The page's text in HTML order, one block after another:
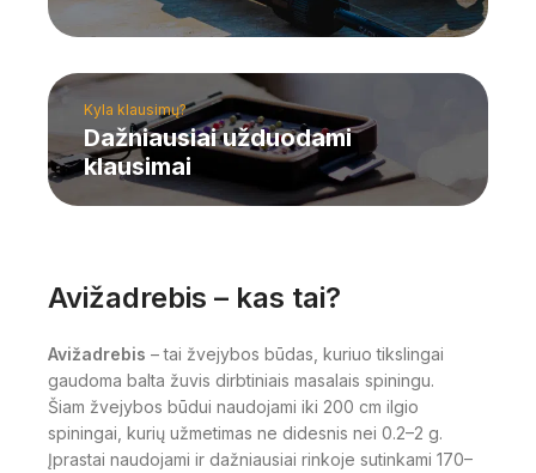
Kyla klausimų?
Dažniausiai užduodami
klausimai
Avižadrebis – kas tai?
Avižadrebis – tai žvejybos būdas, kuriuo tikslingai
gaudoma balta žuvis dirbtiniais masalais spiningu.
Šiam žvejybos būdui naudojami iki 200 cm ilgio
spiningai, kurių užmetimas ne didesnis nei 0.2–2 g.
Įprastai naudojami ir dažniausiai rinkoje sutinkami 170–